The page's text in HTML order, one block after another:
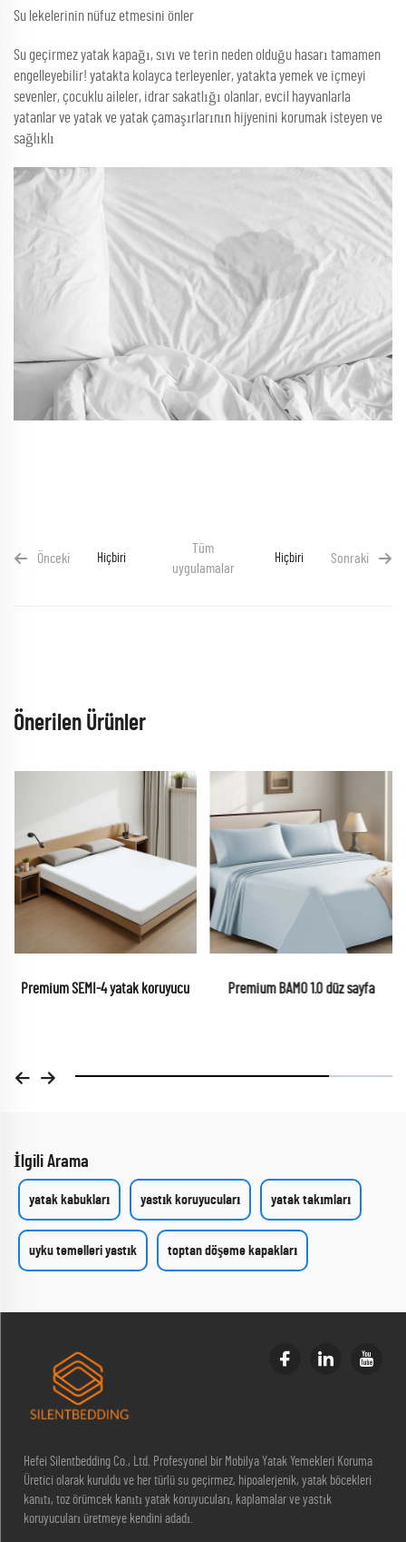
Su lekelerinin nüfuz etmesini önler
Su geçirmez yatak kapağı, sıvı ve terin neden olduğu hasarı tamamen
engelleyebilir! yatakta kolayca terleyenler, yatakta yemek ve içmeyi
sevenler, çocuklu aileler, idrar sakatlığı olanlar, evcil hayvanlarla
yatanlar ve yatak ve yatak çamaşırlarının hijyenini korumak isteyen ve
sağlıklı
Önceki Hiçbiri
Tüm
uygulamalar
Sonraki
Hiçbiri
Önerilen Ürünler
Premium SEMI-4 yatak koruyucu Premium BAMO 1.0 düz sayfa
İlgili Arama
yatak kabukları yastık koruyucuları yatak takımları
uyku temelleri yastık toptan döşeme kapakları
Hefei Silentbedding Co., Ltd. Profesyonel bir Mobilya Yatak Yemekleri Koruma
Üretici olarak kuruldu ve her türlü su geçirmez, hipoalerjenik, yatak böcekleri
kanıtı, toz örümcek kanıtı yatak koruyucuları, kaplamalar ve yastık
koruyucuları üretmeye kendini adadı.